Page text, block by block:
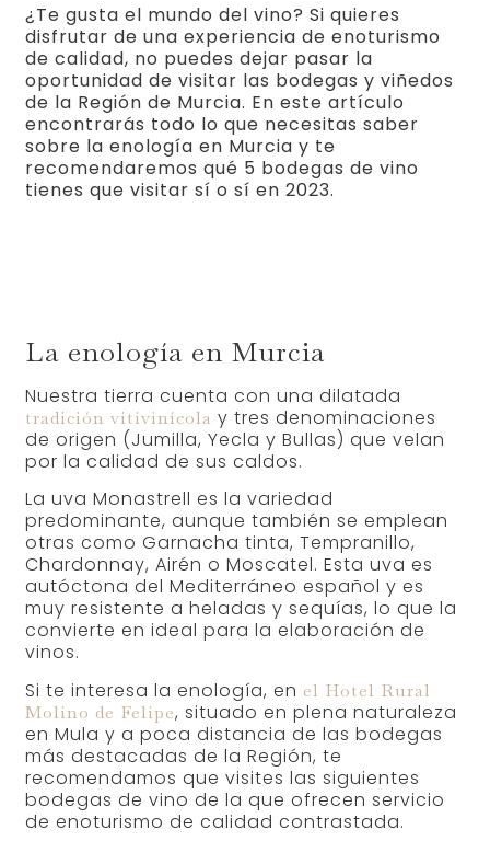
¿Te gusta el mundo del vino? Si quieres
disfrutar de una experiencia de enoturismo
de calidad, no puedes dejar pasar la
oportunidad de visitar las bodegas y viñedos
de la Región de Murcia. En este artículo
encontrarás todo lo que necesitas saber
sobre la enología en Murcia y te
recomendaremos qué 5 bodegas de vino
tienes que visitar sí o sí en 2023.
La enología en Murcia
Nuestra tierra cuenta con una dilatada
tradición vitivinícola y tres denominaciones
de origen (Jumilla, Yecla y Bullas) que velan
por la calidad de sus caldos.
La uva Monastrell es la variedad
predominante, aunque también se emplean
otras como Garnacha tinta, Tempranillo,
Chardonnay, Airén o Moscatel. Esta uva es
autóctona del Mediterráneo español y es
muy resistente a heladas y sequías, lo que la
convierte en ideal para la elaboración de
vinos.
Si te interesa la enología, en el Hotel Rural
Molino de Felipe, situado en plena naturaleza
en Mula y a poca distancia de las bodegas
más destacadas de la Región, te
recomendamos que visites las siguientes
bodegas de vino de la que ofrecen servicio
de enoturismo de calidad contrastada.